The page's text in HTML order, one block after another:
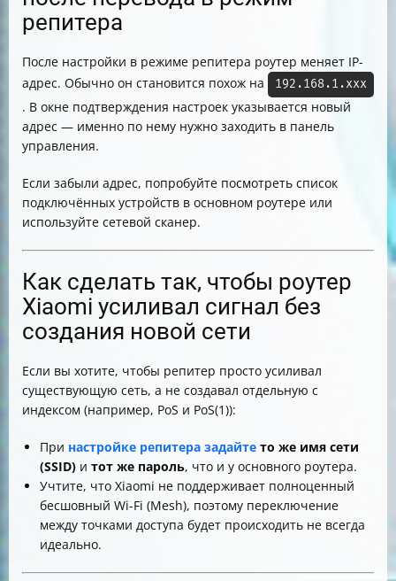
репитера
После настройки в режиме репитера роутер меняет IP-
адрес. Обычно он становится похож на
192.168.1.xxx
. В окне подтверждения настроек указывается новый
адрес — именно по нему нужно заходить в панель
управления.
Если забыли адрес, попробуйте посмотреть список
подключённых устройств в основном роутере или
используйте сетевой сканер.
Как сделать так, чтобы роутер
Xiaomi усиливал сигнал без
создания новой сети
Если вы хотите, чтобы репитер просто усиливал
существующую сеть, а не создавал отдельную с
индексом (например, PoS и PoS(1)):
При настройке репитера задайте то же имя сети
(SSID) и тот же пароль, что и у основного роутера.
Учтите, что Xiaomi не поддерживает полноценный
бесшовный Wi-Fi (Mesh), поэтому переключение
между точками доступа будет происходить не всегда
идеально.